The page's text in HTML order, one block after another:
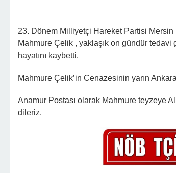
23. Dönem Milliyetçi Hareket Partisi
Mahmure Çelik , yaklaşık on gündür
hayatını kaybetti.
Mahmure Çelik’in Cenazesinin yarın
Anamur Postası olarak Mahmure teyzeye
dileriz.